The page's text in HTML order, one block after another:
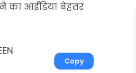
का आईडिया बेहतर
Copy